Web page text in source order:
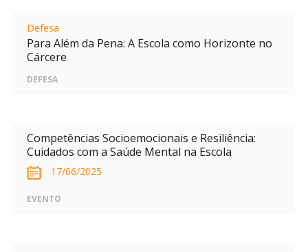
Defesa
Para Além da Pena: A Escola como Horizonte no
Cárcere
DEFESA
Competências Socioemocionais e Resiliência:
Cuidados com a Saúde Mental na Escola
17/06/2025
EVENTO